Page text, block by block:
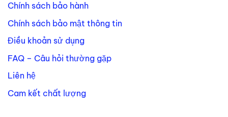
Chính sách bảo hành
Chính sách bảo mật thông tin
Điều khoản sử dụng
FAQ – Câu hỏi thường gặp
Liên hệ
Cam kết chất lượng